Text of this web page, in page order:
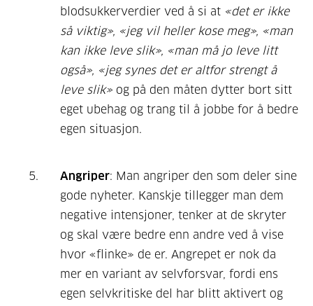
blodsukkerverdier ved å si at «det er ikke
så viktig», «jeg vil heller kose meg», «man
kan ikke leve slik», «man må jo leve litt
også», «jeg synes det er altfor strengt å
leve slik» og på den måten dytter bort sitt
eget ubehag og trang til å jobbe for å bedre
egen situasjon.
Angriper: Man angriper den som deler sine
gode nyheter. Kanskje tillegger man dem
negative intensjoner, tenker at de skryter
og skal være bedre enn andre ved å vise
hvor «flinke» de er. Angrepet er nok da
mer en variant av selvforsvar, fordi ens
egen selvkritiske del har blitt aktivert og